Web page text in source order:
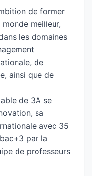
reconnue dans
l’économie et
coopération
et solidaire.
avant tout des
est difficile de ne
populations ont
les
au coeur de
de
et
de former
meilleur,
les domaines
de
ainsi que de
de 3A se
sa
avec 35
par la
de professeurs